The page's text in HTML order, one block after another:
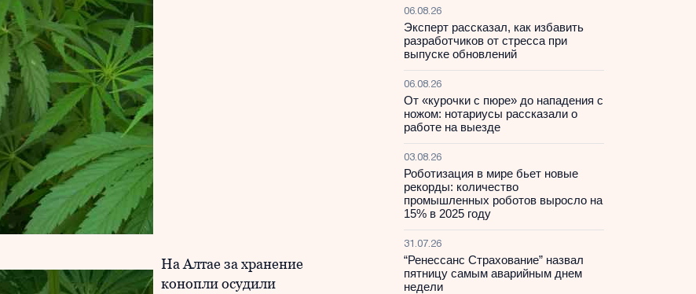
На Алтае за хранение
конопли осудили
06.08.26
Эксперт рассказал, как избавить
разработчиков от стресса при
выпуске обновлений
06.08.26
От «курочки с пюре» до нападения с
ножом: нотариусы рассказали о
работе на выезде
03.08.26
Роботизация в мире бьет новые
рекорды: количество
промышленных роботов выросло на
15% в 2025 году
31.07.26
“Ренессанс Страхование” назвал
пятницу самым аварийным днем
недели